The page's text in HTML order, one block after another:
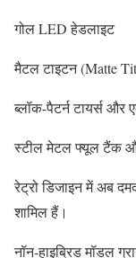
गोल LED हेडलाइट
मैटल टाइटन (Matte
ब्लॉक-पैटर्न टायर्स और
स्टील मेटल फ्यूल टैंक
रेट्रो डिजाइन में अब
शामिल हैं।
नॉन‑हाइब्रिड मॉडल